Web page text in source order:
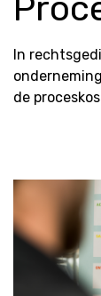
In
de